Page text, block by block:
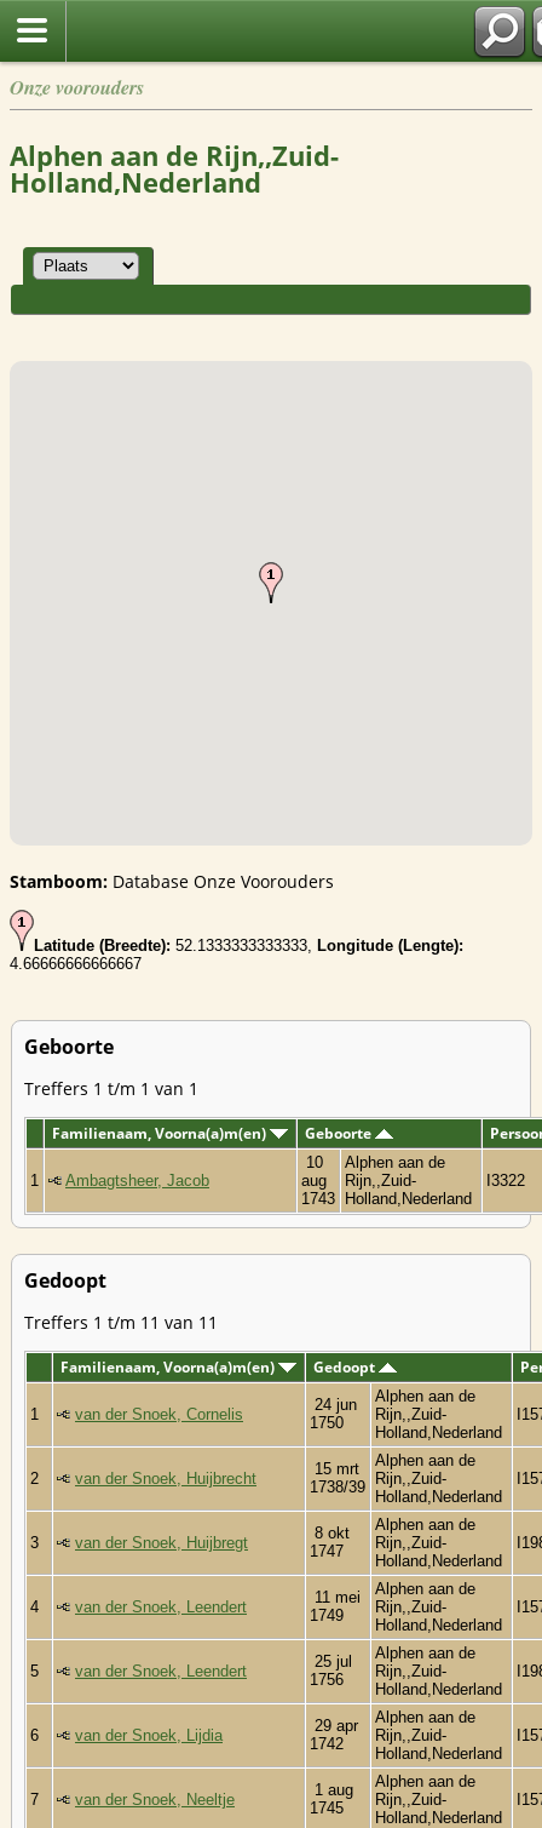
Onze voorouders
Alphen aan de Rijn,,Zuid-
Holland,Nederland
Stamboom: Database Onze Voorouders
Latitude (Breedte): 52.1333333333333,
Longitude (Lengte):
4.66666666666667
Geboorte
Treffers 1 t/m 1 van 1
Familienaam, Voorna(a)m(en) Geboorte
1 Ambagtsheer, Jacob
10
aug
1743
Alphen aan de
Rijn,,Zuid-
Holland,Nederland
I3322
Gedoopt
Treffers 1 t/m 11 van 11
Familienaam, Voorna(a)m(en) Gedoopt
1 van der Snoek, Cornelis
24 jun
1750
Alphen aan de
Rijn,,Zuid-
Holland,Nederland
2 van der Snoek, Huijbrecht
15 mrt
1738/39
Alphen aan de
Rijn,,Zuid-
Holland,Nederland
3 van der Snoek, Huijbregt
8 okt
1747
Alphen aan de
Rijn,,Zuid-
Holland,Nederland
4 van der Snoek, Leendert
11 mei
1749
Alphen aan de
Rijn,,Zuid-
Holland,Nederland
5 van der Snoek, Leendert
25 jul
1756
Alphen aan de
Rijn,,Zuid-
Holland,Nederland
6 van der Snoek, Lijdia
29 apr
1742
Alphen aan de
Rijn,,Zuid-
Holland,Nederland
7 van der Snoek, Neeltje
1 aug
1745
Alphen aan de
Rijn,,Zuid-
Holland,Nederland